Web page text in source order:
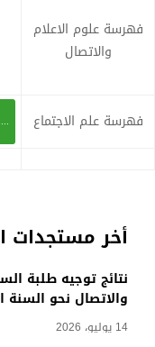
أخر مستجدات
نتائج توجيه طلبة
والاتصال نحو
14 يوليو، 2026
فهرسة علوم الاعلام
والاتصال
فهرسة علم الاجتماع ....